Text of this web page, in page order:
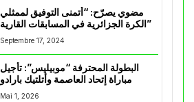
مضوي يصرّح: “أتمنى التوفيق لممثلي
الكرة الجزائرية في المسابقات القارية”
Septembre 17, 2024
البطولة المحترفة “موبيليس”: تأجيل
مباراة إتحاد العاصمة وأتلتيك بارادو
Mai 1, 2026